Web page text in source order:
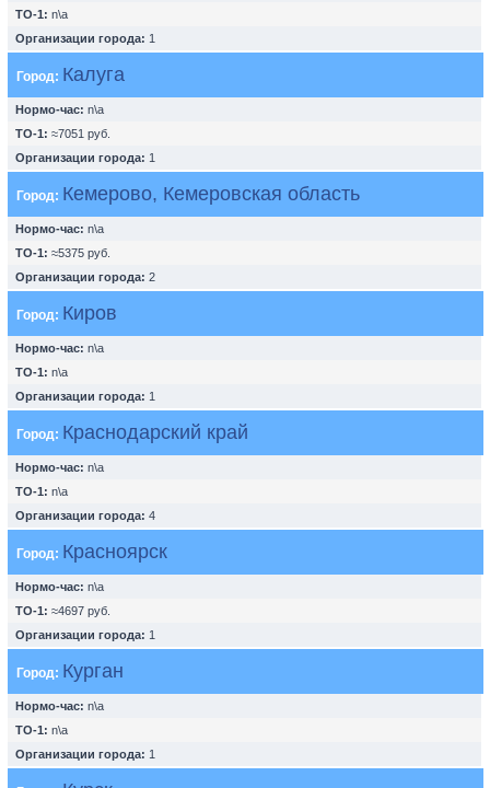
ТО-1: n\a
Организации города: 1
Город: Калуга
Нормо-час: n\a
ТО-1: ≈7051 руб.
Организации города: 1
Город: Кемерово, Кемеровская область
Нормо-час: n\a
ТО-1: ≈5375 руб.
Организации города: 2
Город: Киров
Нормо-час: n\a
ТО-1: n\a
Организации города: 1
Город: Краснодарский край
Нормо-час: n\a
ТО-1: n\a
Организации города: 4
Город: Красноярск
Нормо-час: n\a
ТО-1: ≈4697 руб.
Организации города: 1
Город: Курган
Нормо-час: n\a
ТО-1: n\a
Организации города: 1